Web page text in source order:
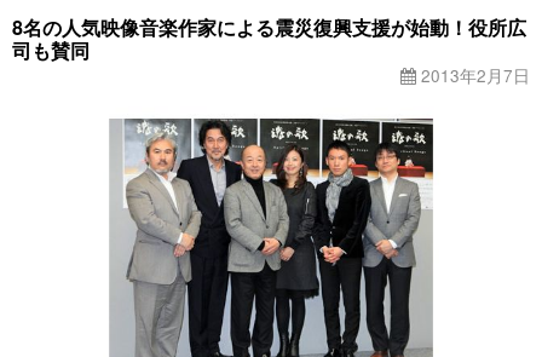
8名の人気映像音楽作家による震災復興支援が始動！役所広
司も賛同
2013年2月7日